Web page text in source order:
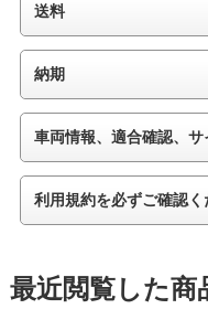
送料
納期
車両情報、適合確認、サ
利用規約を必ずご確認く
最近閲覧した商